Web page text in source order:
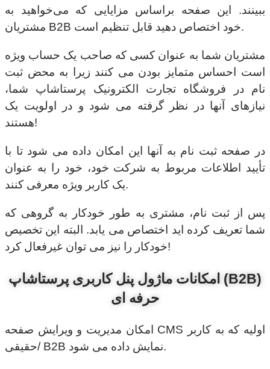
ببینند. این صفحه براساس مزایایی که می‌خواهید به
مشتریان B2B خود اختصاص دهید قابل تنظیم است.
مشتریان شما به عنوان کسی که صاحب یک حساب ویژه
است احساس متمایز بودن می کنند زیرا به محض ثبت
نام در فروشگاه تجارت الکترونیک پرستاشاپ شما،
نیازهای آنها در نظر گرفته می شود و در اولویت یک
هستند!
در صفحه ثبت نام به آنها این امکان داده می شود تا با
تأیید اطلاعات مربوط به شرکت خود، خود را به عنوان
یک کاربر ویژه معرفی کنند.
پس از ثبت نام، مشتری به طور خودکار به گروهی که
شما تعریف کرده اید اختصاص می یابد. البته این تخصیص
خودکار را نیز می توان غیرفعال کرد!
امکانات ماژول پنل کاربری پرستاشاپ (B2B)
حرفه ای
امکان مدیریت و ویرایش صفحه CMS اولیه که به کاربر
حقیقی/ B2B نمایش داده می شود.